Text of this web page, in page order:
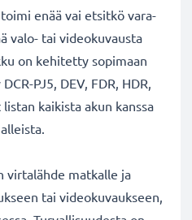
enää vai etsitkö vara-
valo- tai videokuvausta
on kehitetty sopimaan
PJ5, DEV, FDR, HDR,
kaikista akun kanssa
virtalähde matkalle ja
tai videokuvaukseen,